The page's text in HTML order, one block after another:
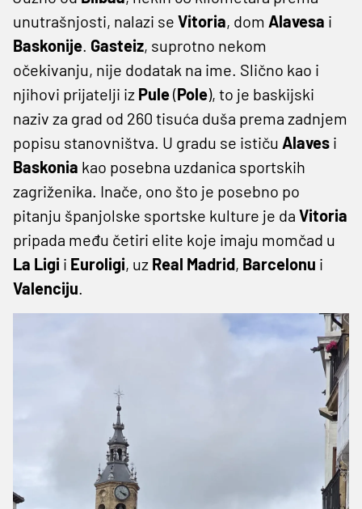
unutrašnjosti, nalazi se Vitoria, dom Alavesa i
Baskonije. Gasteiz, suprotno nekom
očekivanju, nije dodatak na ime. Slično kao i
njihovi prijatelji iz Pule(Pole), to je baskijski
naziv za grad od 260 tisuća duša prema zadnjem
popisu stanovništva. U gradu se ističu Alaves i
Baskonia kao posebna uzdanica sportskih
zagriženika. Inače, ono što je posebno po
pitanju španjolske sportske kulture je da Vitoria
pripada među četiri elite koje imaju momčad u
La Ligi i Euroligi, uz Real Madrid, Barcelonu i
Valenciju.